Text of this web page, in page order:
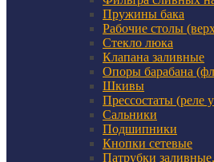
Пружины бака
Рабочие столы
Стекло люка
Клапана заливные
Опоры барабана
Шкивы
Прессостаты (реле
Сальники
Подшипники
Кнопки сетевые
Патрубки